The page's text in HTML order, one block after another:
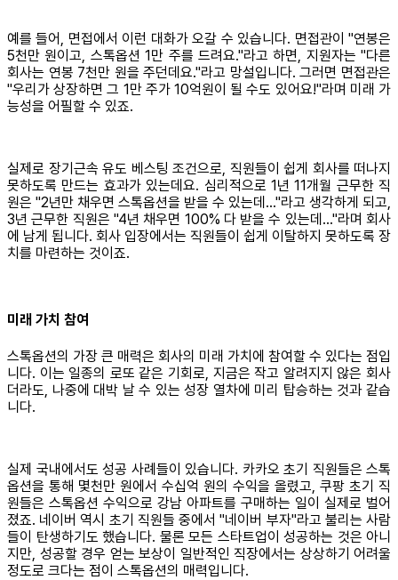
예를 들어, 면접에서 이런 대화가 오갈 수 있습니다. 면접관이 "연봉은
5천만 원이고, 스톡옵션 1만 주를 드려요."라고 하면, 지원자는 "다른
회사는 연봉 7천만 원을 주던데요."라고 망설입니다. 그러면 면접관은
"우리가 상장하면 그 1만 주가 10억원이 될 수도 있어요!"라며 미래 가
능성을 어필할 수 있죠.
실제로 장기근속 유도 베스팅 조건으로, 직원들이 쉽게 회사를 떠나지
못하도록 만드는 효과가 있는데요. 심리적으로 1년 11개월 근무한 직
원은 "2년만 채우면 스톡옵션을 받을 수 있는데..."라고 생각하게 되고,
3년 근무한 직원은 "4년 채우면 100% 다 받을 수 있는데..."라며 회사
에 남게 됩니다. 회사 입장에서는 직원들이 쉽게 이탈하지 못하도록 장
치를 마련하는 것이죠.
미래 가치 참여
스톡옵션의 가장 큰 매력은 회사의 미래 가치에 참여할 수 있다는 점입
니다. 이는 일종의 로또 같은 기회로, 지금은 작고 알려지지 않은 회사
더라도, 나중에 대박 날 수 있는 성장 열차에 미리 탑승하는 것과 같습
니다.
실제 국내에서도 성공 사례들이 있습니다. 카카오 초기 직원들은 스톡
옵션을 통해 몇천만 원에서 수십억 원의 수익을 올렸고, 쿠팡 초기 직
원들은 스톡옵션 수익으로 강남 아파트를 구매하는 일이 실제로 벌어
졌죠. 네이버 역시 초기 직원들 중에서 "네이버 부자"라고 불리는 사람
들이 탄생하기도 했습니다. 물론 모든 스타트업이 성공하는 것은 아니
지만, 성공할 경우 얻는 보상이 일반적인 직장에서는 상상하기 어려울
정도로 크다는 점이 스톡옵션의 매력입니다.